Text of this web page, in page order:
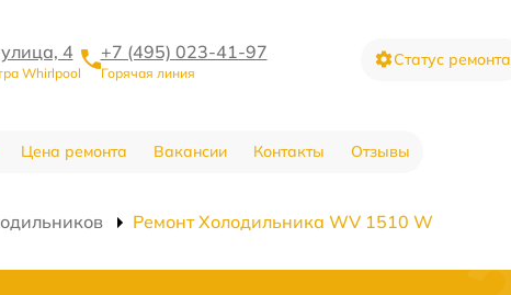
4
Whirlpool
+7 (495) 023-41-97
Горячая линия
Статус ремонта
Цена ремонта Вакансии Контакты Отзывы
Ремонт Холодильника WV 1510 W